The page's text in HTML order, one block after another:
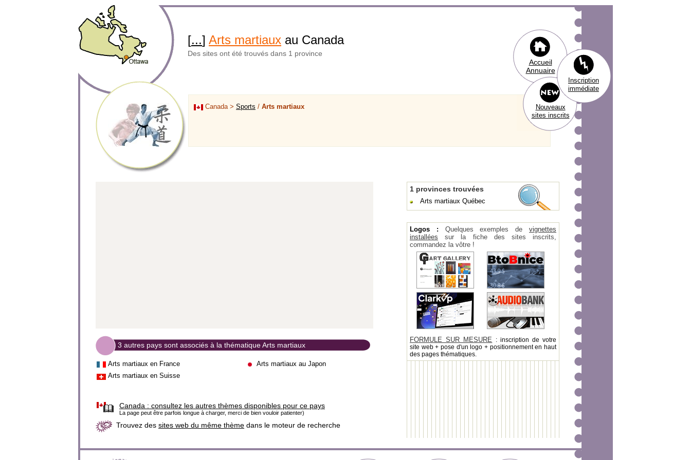
[...] Arts martiaux au Canada
Des sites ont été trouvés dans 1 province
Accueil
Annuaire
Inscription
immédiate
Canada > Sports / Arts martiaux
Nouveaux
sites inscrits
3 autres pays sont associés à la thématique Arts martiaux
Arts martiaux en France
Arts martiaux au Japon
Arts martiaux en Suisse
Canada : consultez les autres thèmes disponibles pour ce pays
La page peut être parfois longue à charger, merci de bien vouloir patienter)
Trouvez des sites web du même thème dans le moteur de recherche
1 provinces trouvées
Arts martiaux Québec
Logos : Quelques exemples devignettes
installées sur la fiche des sites inscrits,
commandez la vôtre !
FORMULE SUR MESURE : inscription de votre
site web + pose d'un logo + positionnement en haut
des pages thématiques.